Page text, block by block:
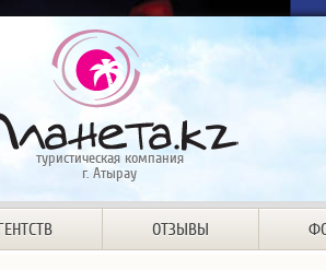
туристическая компания
г. Атырау
ОТЗЫВЫ